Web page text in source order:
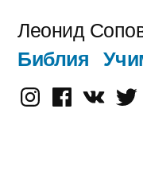
Леонид
Библия
InstagramFacebook
VK